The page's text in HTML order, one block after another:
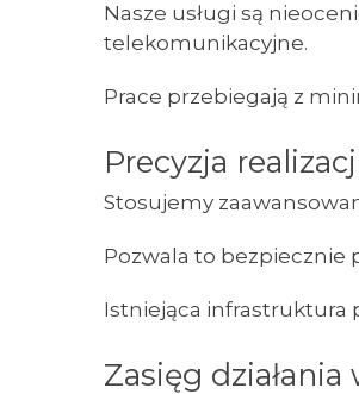
Nasze usługi są
telekomunikacyjne.
Prace przebiegają z
Precyzja
Stosujemy
Pozwala to
Istniejąca infrastruktura
Zasięg